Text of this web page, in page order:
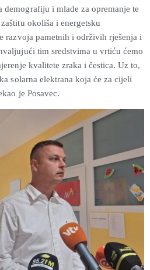
demografiju i mlade za opremanje te
okoliša i energetsku
razvoja pametnih i održivih rješenja i
tim sredstvima u vrtiću ćemo
kvalitete zraka i čestica. Uz to,
solarna elektrana koja će za cijeli
je Posavec.